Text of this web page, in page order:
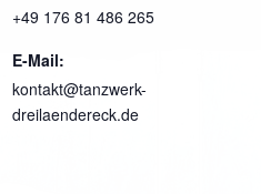
+49 176 81 486 265
E-Mail:
kontakt@tanzwerk-
dreilaendereck.de